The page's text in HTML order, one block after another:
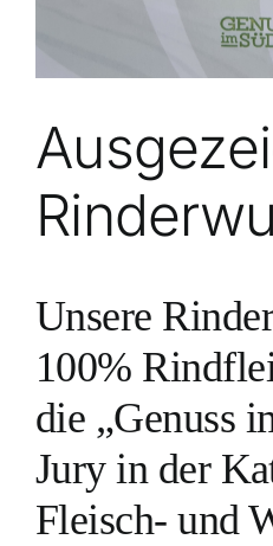
Unsere
100%
die „Genuss
Jury in der
Fleisch- und